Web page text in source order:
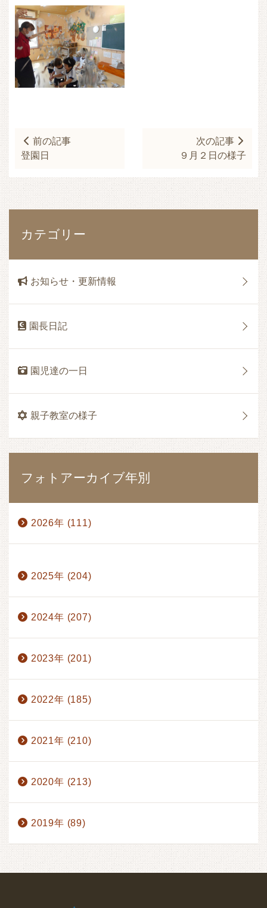
カテゴリー
お知らせ・更新情報
園長日記
園児達の一日
親子教室の様子
フォトアーカイブ年別
2026年 (111)
2025年 (204)
2024年 (207)
2023年 (201)
2022年 (185)
2021年 (210)
2020年 (213)
2019年 (89)
前の記事
登園日
次の記事
９月２日の様子